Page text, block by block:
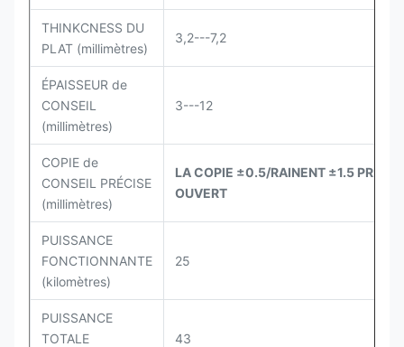
THINKCNESS DU
PLAT (millimètres)
3,2---7,2
ÉPAISSEUR de
CONSEIL
(millimètres)
3---12
COPIE de
CONSEIL PRÉCISE
(millimètres)
LA COPIE ±0.5/RAINENT ±1.5 PRÉCIS
OUVERT
PUISSANCE
FONCTIONNANTE
(kilomètres)
25
PUISSANCE
TOTALE
43